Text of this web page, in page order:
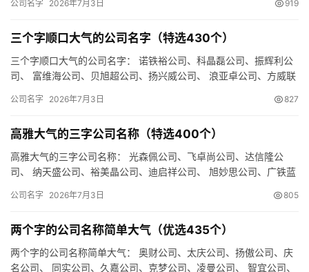
公司名字 2026年7月3日 919
三个字顺口大气的公司名字（特选430个）
三个字顺口大气的公司名字： 诺铁裕公司、科晶磊公司、振辉利公
司、 富维海公司、贝旭超公司、扬兴威公司、 浪亚卓公司、方威联
公司名字 2026年7月3日 827
高雅大气的三字公司名称（特选400个）
高雅大气的三字公司名称： 光森佩公司、飞卓尚公司、达信隆公
司、 纳天盛公司、裕美晶公司、迪启祥公司、 旭妙思公司、广铁蓝
公司名字 2026年7月3日 805
两个字的公司名称简单大气（优选435个）
两个字的公司名称简单大气： 奥财公司、太庆公司、扬傲公司、庆
名公司、 同实公司、久嘉公司、克梦公司、凌曼公司、 智宜公司、